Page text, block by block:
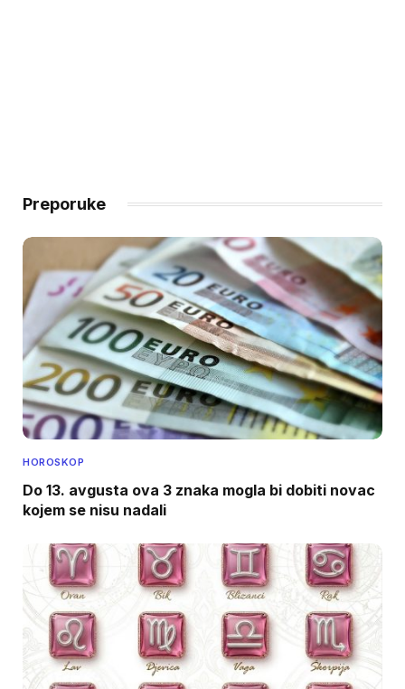
Preporuke
HOROSKOP
Do 13. avgusta ova 3 znaka mogla bi dobiti novac
kojem se nisu nadali